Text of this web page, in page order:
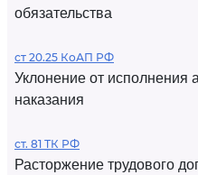
обязательства
ст 20.25 КоАП РФ
Уклонение от исполнения
наказания
ст. 81 ТК РФ
Расторжение трудового